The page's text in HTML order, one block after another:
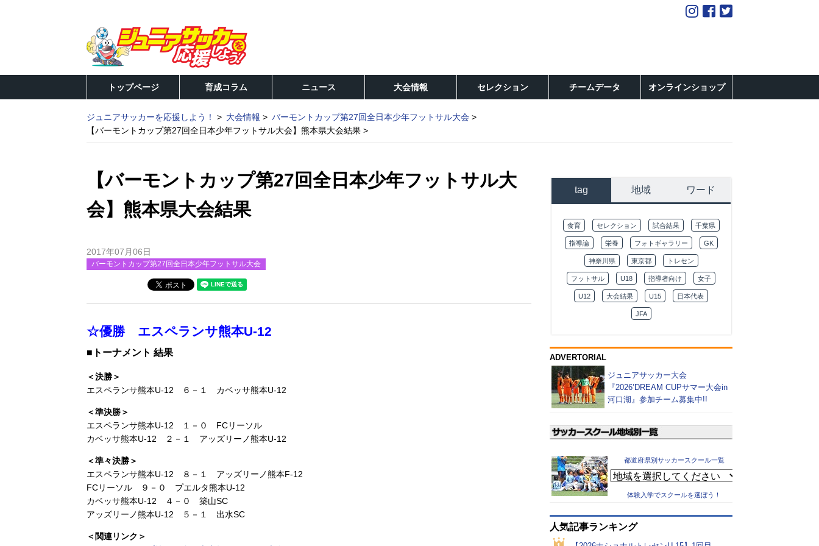
トップページ 育成コラム ニュース 大会情報 セレクション チームデータ オンラインショップ
ジュニアサッカーを応援しよう！ 大会情報
バーモントカップ第27回全日本少年フットサル大会
【バーモントカップ第27回全日本少年フットサル大会】熊本県大会結果
【バーモントカップ第27回全日本少年フットサル大
会】熊本県大会結果
2017年07月06日
バーモントカップ第27回全日本少年フットサル大会
☆優勝 エスペランサ熊本U-12
■トーナメント 結果
＜決勝＞
エスペランサ熊本U-12 ６－１ カベッサ熊本U-12
＜準決勝＞
エスペランサ熊本U-12 １－０ FCリーソル
カベッサ熊本U-12 ２－１ アッズリーノ熊本U-12
＜準々決勝＞
エスペランサ熊本U-12 ８－１ アッズリーノ熊本F-12
FCリーソル ９－０ プエルタ熊本U-12
カベッサ熊本U-12 ４－０ 築山SC
アッズリーノ熊本U-12 ５－１ 出水SC
＜関連リンク＞
tag 地域 ワード
食育 セレクション 試合結果 千葉県
指導論 栄養 フォトギャラリー GK
神奈川県 東京都 トレセン
フットサル U18 指導者向け 女子
U12 大会結果 U15 日本代表
JFA
ADVERTORIAL
ジュニアサッカー大会
『2026’DREAM CUPサマー大会in
河口湖』参加チーム募集中!!
都道府県別サッカースクール一覧
体験入学でスクールを選ぼう！
人気記事ランキング